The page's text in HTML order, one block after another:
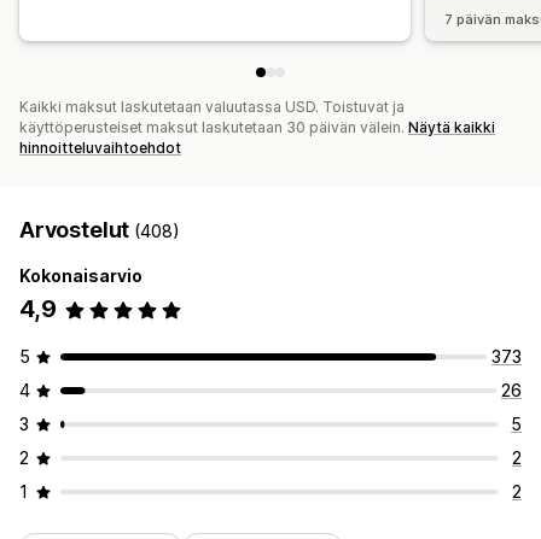
7 päivän
Kaikki maksut laskutetaan valuutassa USD. Toistuvat ja
käyttöperusteiset maksut laskutetaan 30 päivän välein. Näytä kaikki
hinnoitteluvaihtoehdot
Arvostelut (408)
Kokonaisarvio
4,9
5
373
4
26
3
5
2
2
1
2